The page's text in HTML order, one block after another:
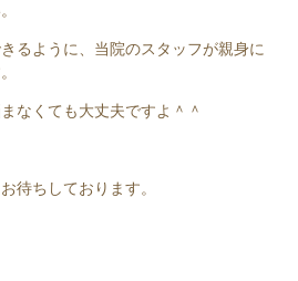
るように、当院のスタッフが親身に
なくても大丈夫ですよ＾＾
待ちしております。